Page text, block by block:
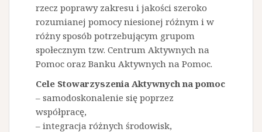
rzecz poprawy zakresu i jakości szeroko
rozumianej pomocy niesionej różnym i w
różny sposób potrzebującym grupom
społecznym tzw. Centrum Aktywnych na
Pomoc oraz Banku Aktywnych na Pomoc.
Cele Stowarzyszenia Aktywnych na pomoc
– samodoskonalenie się poprzez
współpracę,
– integracja różnych środowisk,